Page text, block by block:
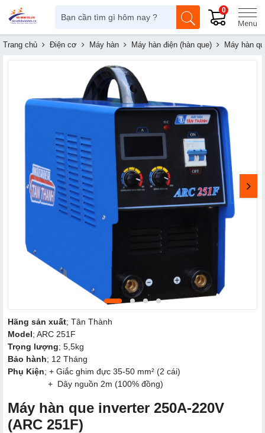
0
Trang chủ Điện cơ Máy hàn Máy hàn điện (hàn que) Máy hàn
Hãng sản xuất; Tân Thành
Model; ARC 251F
Trọng lượng; 5,5kg
Bảo hành; 12 Tháng
Phụ Kiện; + Giắc ghim đực 35-50 mm² (2 cái)
+ Dây nguồn 2m (100% đồng)
Máy hàn que inverter 250A-220V
(ARC 251F)